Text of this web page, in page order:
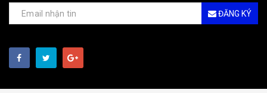
ĐĂNG KÝ